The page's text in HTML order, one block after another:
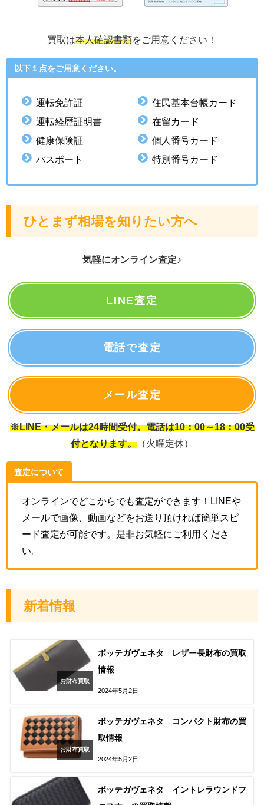
買取は本人確認書類をご用意ください！
以下１点をご用意ください。
運転免許証
運転経歴証明書
健康保険証
パスポート
住民基本台帳カード
在留カード
個人番号カード
特別番号カード
ひとまず相場を知りたい方へ
気軽にオンライン査定♪
LINE査定
電話で査定
メール査定
※LINE・メールは24時間受付。電話は10：00～18：00受
付となります。 （火曜定休）
査定について
オンラインでどこからでも査定ができます！LINEや
メールで画像、動画などをお送り頂ければ簡単スピ
ード査定が可能です。是非お気軽にご利用くださ
い。
新着情報
お財布買取
ボッテガヴェネタ レザー長財布の買取
情報
2024年5月2日
お財布買取
ボッテガヴェネタ コンパクト財布の買
取情報
2024年5月2日
ボッテガヴェネタ イントレラウンドフ